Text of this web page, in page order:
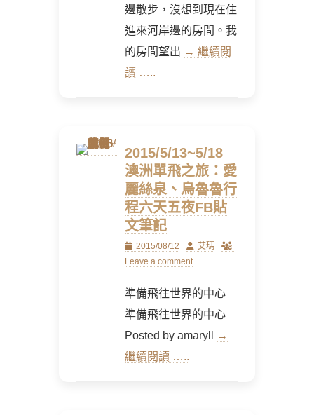
邊散步，沒想到現在住
進來河岸邊的房間。我
的房間望出 → 繼續閱
讀 …..
2015/5/13~5/18
澳洲單飛之旅：愛
麗絲泉、烏魯魯行
程六天五夜FB貼
文筆記
Posted
on
2015/08/12 Author
艾瑪
Leave a comment
準備飛往世界的中心
準備飛往世界的中心
Posted by amaryll
→
繼續閱讀 …..